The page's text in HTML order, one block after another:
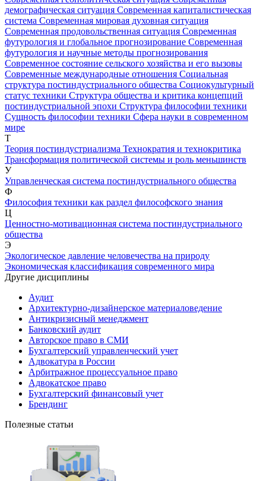
демографическая ситуация Современная капиталистическая
система Современная мировая духовная ситуация
Современная продовольственная ситуация Современная
футурология и глобальное прогнозирование Современная
футурология и научные методы прогнозирования
Современное состояние сельского хозяйства и его вызовы
Современные международные отношения Социальная
структура постиндустриального общества Социокультурный
статус техники Структура общества и критика концепций
постиндустриальной эпохи Структура философии техники
Сущность философии техники Сфера науки в современном
мире
Т
Теория постиндустриализма Технократия и технокритика
Трансформация политической системы и роль меньшинств
У
Управленческая система постиндустриального общества
Ф
Философия техники как раздел философского знания
Ц
Ценностно-мотивационная система постиндустриального
общества
Э
Экологическое давление человечества на природу
Экономическая классификация современного мира
Другие дисциплины
Аудит
Архитектурно-дизайнерское материаловедение
Антикризисный менеджмент
Банковский аудит
Авторское право в СМИ
Бухгалтерский управленческий учет
Адвокатура в России
Арбитражное процессуальное право
Адвокатское право
Бухгалтерский финансовый учет
Брендинг
Полезные статьи